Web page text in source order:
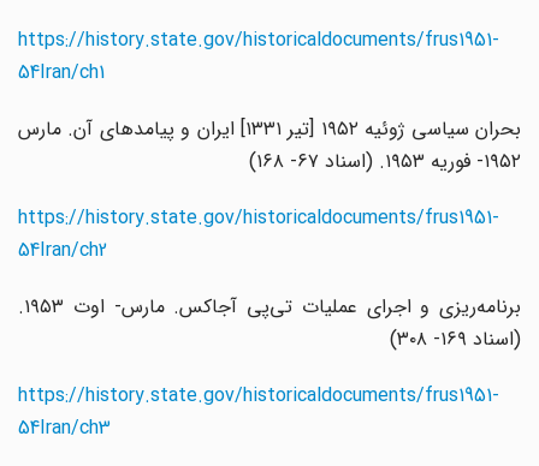
https://history.state.gov/historicaldocuments/frus1951-
54Iran/ch1
بحران سیاسی ژوئیه ۱۹۵۲ [تیر ۱۳۳۱] ایران و پیامدهای آن. مارس
۱۹۵۲- فوریه ۱۹۵۳. (اسناد ۶۷- ۱۶۸)
https://history.state.gov/historicaldocuments/frus1951-
54Iran/ch2
برنامه‌ریزی و اجرای عملیات تی‌پی آجاکس. مارس- اوت ۱۹۵۳.
(اسناد ۱۶۹- ۳۰۸)
https://history.state.gov/historicaldocuments/frus1951-
54Iran/ch3